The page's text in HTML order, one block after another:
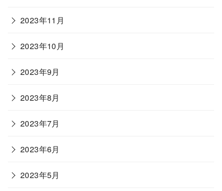
2023年11月
2023年10月
2023年9月
2023年8月
2023年7月
2023年6月
2023年5月